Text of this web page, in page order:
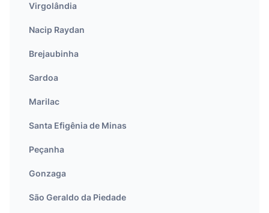
Virgolândia
Nacip Raydan
Brejaubinha
Sardoa
Marilac
Santa Efigênia de Minas
Peçanha
Gonzaga
São Geraldo da Piedade